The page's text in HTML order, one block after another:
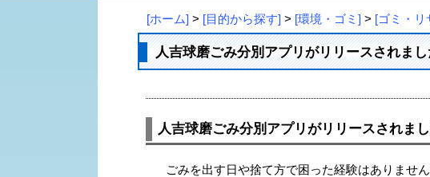
[ホーム] > [目的から探す] > [環境・ゴミ] > [ゴミ・リ
人吉球磨ごみ分別アプリがリリースされまし
人吉球磨ごみ分別アプリがリリースされま
ごみを出す日や捨て方で困った経験はありませ